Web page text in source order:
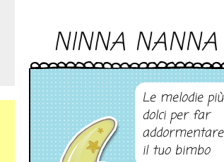
NINNA NANNA
Le melodie più
dolci per far
addormentare
il tuo bimbo